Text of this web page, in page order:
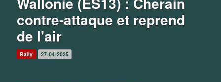
contre-attaque et reprend
de l'air
Rally 27-04-2025